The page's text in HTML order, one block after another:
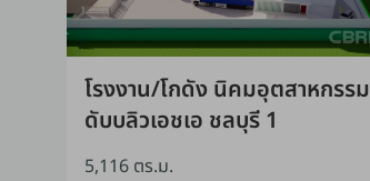
โรงงาน/โกดัง นิคมอุตสาหกรรม
ดับบลิวเอชเอ ชลบุรี 1
5,116 ตร.ม.